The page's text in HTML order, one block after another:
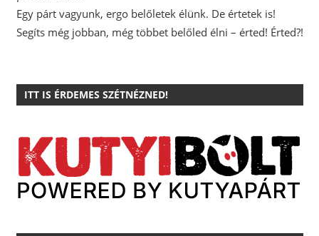
Egy párt vagyunk, ergo belőletek élünk. De értetek is!
Segíts még jobban, még többet belőled élni – érted! Érted?!
ITT IS ÉRDEMES SZÉTNÉZNED!